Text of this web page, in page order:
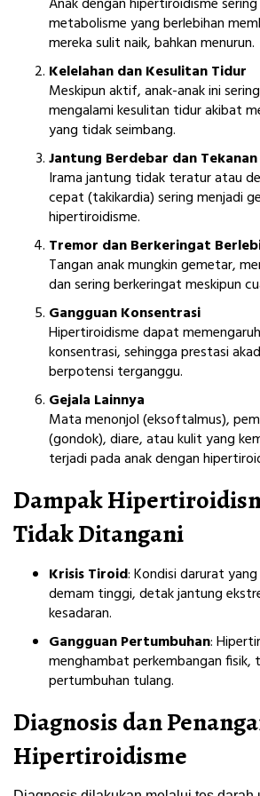
metabolisme yang berlebihan
mereka sulit naik, bahkan menurun.
Kelelahan dan Kesulitan Tidur
Meskipun aktif, anak-anak ini
mengalami kesulitan tidur akibat
yang tidak seimbang.
Jantung Berdebar dan
Irama jantung tidak teratur atau
cepat (takikardia) sering menjadi
hipertiroidisme.
Tremor dan Berkeringat
Tangan anak mungkin gemetar,
dan sering berkeringat meskipun
Gangguan Konsentrasi
Hipertiroidisme dapat
konsentrasi, sehingga prestasi
berpotensi terganggu.
Gejala Lainnya
Mata menonjol (eksoftalmus),
(gondok), diare, atau kulit yang
terjadi pada anak dengan
Dampak
Tidak Ditangani
Krisis Tiroid: Kondisi darurat
demam tinggi, detak jantung
kesadaran.
Gangguan Pertumbuhan:
menghambat perkembangan fisik,
pertumbuhan tulang.
Diagnosis dan
Hipertiroidisme